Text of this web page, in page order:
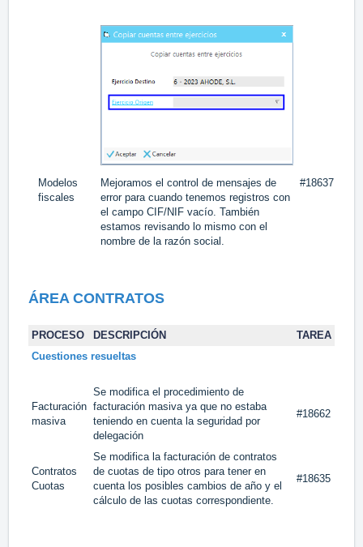
Modelos
fiscales
Mejoramos el control de mensajes de
error para cuando tenemos registros con
el campo CIF/NIF vacío. También
estamos revisando lo mismo con el
nombre de la razón social.
#18637
ÁREA CONTRATOS
PROCESO DESCRIPCIÓN
TAREA
Cuestiones resueltas
Facturación
masiva
Se modifica el procedimiento de
facturación masiva ya que no estaba
teniendo en cuenta la seguridad por
delegación
#18662
Contratos
Cuotas
Se modifica la facturación de contratos
de cuotas de tipo otros para tener en
cuenta los posibles cambios de año y el
cálculo de las cuotas correspondiente.
#18635